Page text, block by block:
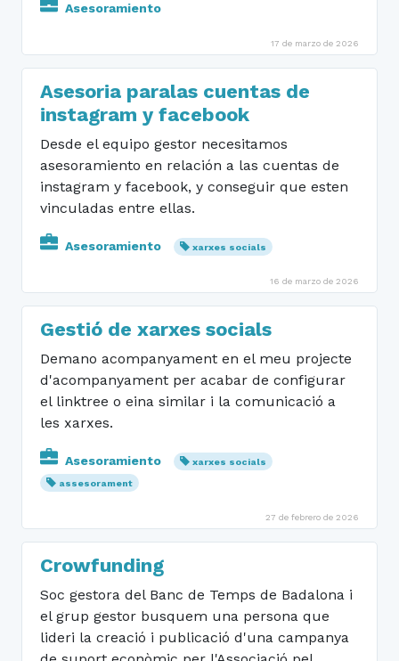
Asesoramiento
17 de marzo de 2026
Asesoria paralas cuentas de
instagram y facebook
Desde el equipo gestor necesitamos
asesoramiento en relación a las cuentas de
instagram y facebook, y conseguir que esten
vinculadas entre ellas.
Asesoramiento xarxes socials
16 de marzo de 2026
Gestió de xarxes socials
Demano acompanyament en el meu projecte
d'acompanyament per acabar de configurar
el linktree o eina similar i la comunicació a
les xarxes.
Asesoramiento
xarxes socials
assesorament
27 de febrero de 2026
Crowfunding
Soc gestora del Banc de Temps de Badalona i
el grup gestor busquem una persona que
lideri la creació i publicació d'una campanya